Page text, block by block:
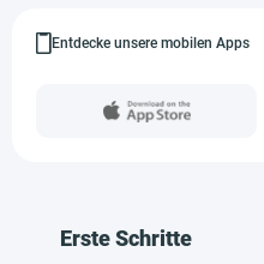
Entdecke unsere mobilen Apps
Erste Schritte